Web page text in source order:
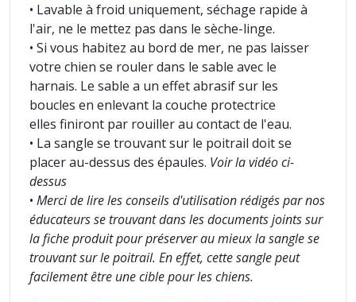
• Lavable à froid uniquement, séchage rapide à
l'air, ne le mettez pas dans le sèche-linge.
• Si vous habitez au bord de mer, ne pas laisser
votre chien se rouler dans le sable avec le
harnais. Le sable a un effet abrasif sur les
boucles en enlevant la couche protectrice
elles finiront par rouiller au contact de l'eau.
• La sangle se trouvant sur le poitrail doit se
placer au-dessus des épaules. Voir la vidéo ci-
dessus
• Merci de lire les conseils d'utilisation rédigés par nos
éducateurs se trouvant dans les documents joints sur
la fiche produit pour préserver au mieux la sangle se
trouvant sur le poitrail. En effet, cette sangle peut
facilement être une cible pour les chiens.